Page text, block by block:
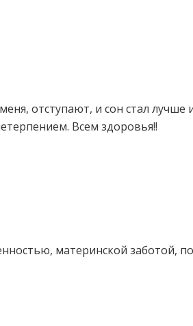
отступают, и сон стал
Всем здоровья!!
материнской заботой,